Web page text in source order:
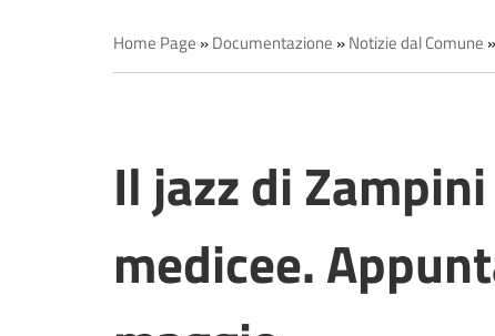
Home Page »Documentazione »Notizie dal Comune »
Il jazz di
medicee.